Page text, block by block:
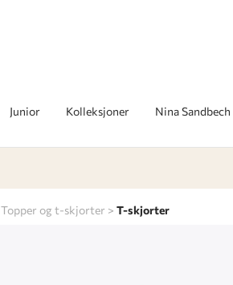
Junior Kolleksjoner Nina Sandbech
Topper og t-skjorter T-skjorter